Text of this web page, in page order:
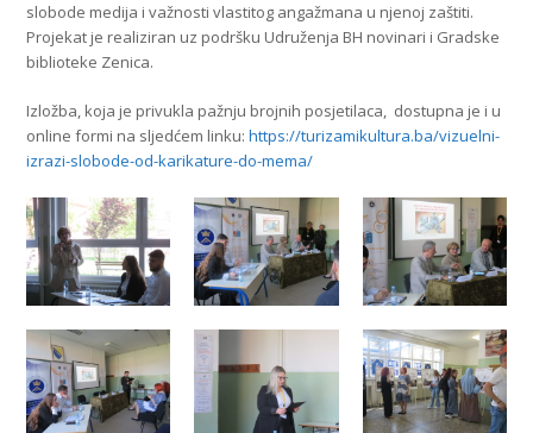
slobode medija i važnosti vlastitog angažmana u njenoj zaštiti.
Projekat je realiziran uz podršku Udruženja BH novinari i Gradske
biblioteke Zenica.
Izložba, koja je privukla pažnju brojnih posjetilaca, dostupna je i u
online formi na sljedćem linku:https://turizamikultura.ba/vizuelni-
izrazi-slobode-od-karikature-do-mema/